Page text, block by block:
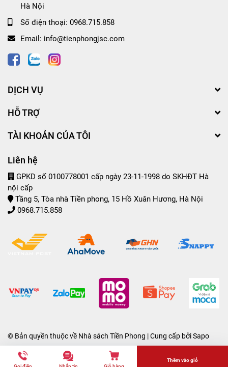
Hà Nội
Số điện thoại: 0968.715.858
Email: info@tienphongjsc.com
DỊCH VỤ
HỖ TRỢ
TÀI KHOẢN CỦA TÔI
Liên hệ
GPKD số 0100778001 cấp ngày 23-11-1998 do SKHĐT Hà
nội cấp
Tầng 5, Tòa nhà Tiền phong, 15 Hồ Xuân Hương, Hà Nội
0968.715.858
© Bản quyền thuộc về Nhà sách Tiền Phong | Cung cấp bởiSapo
Thêm vào giỏ